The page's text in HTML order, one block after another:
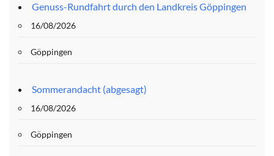
Genuss-Rundfahrt durch den Landkreis Göppingen
16/08/2026
Göppingen
Sommerandacht (abgesagt)
16/08/2026
Göppingen